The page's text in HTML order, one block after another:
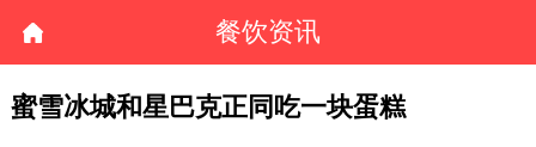
餐饮资讯
蜜雪冰城和星巴克正同吃一块蛋糕